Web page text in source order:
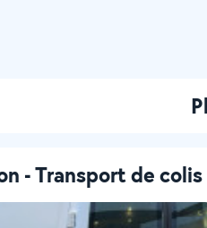
- Transport de colis